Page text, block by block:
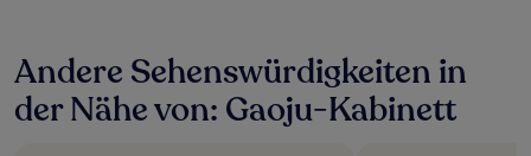
24 Stunden
für
einen
Andere Sehenswürdigkeiten in
der Nähe von: Gaoju-Kabinett